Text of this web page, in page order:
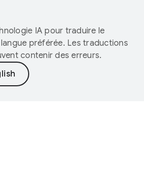
IA pour traduire le
préférée. Les traductions
contenir des erreurs.